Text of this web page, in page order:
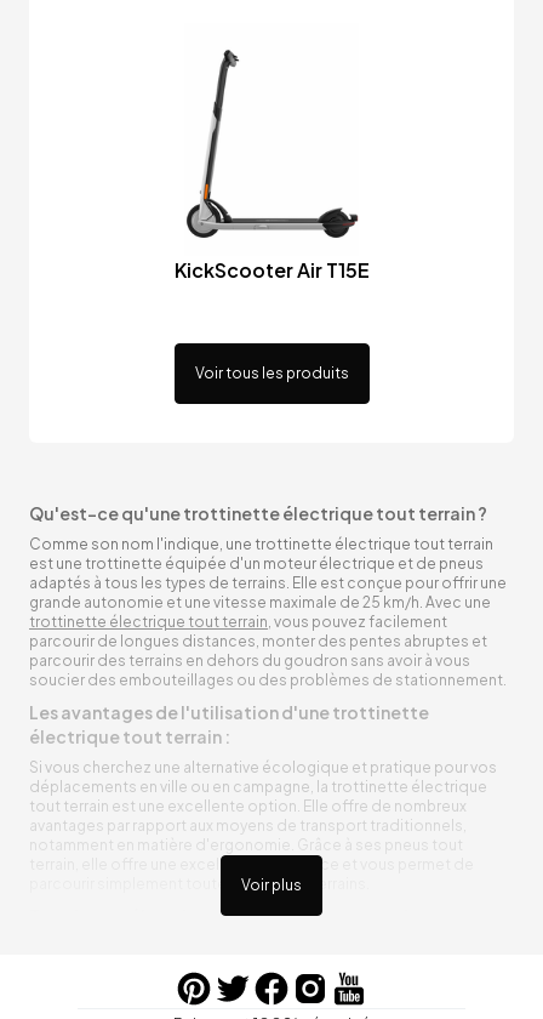
KickScooter Air T15E
Voir tous les produits
Voir plus
Qu'est-ce qu'une trottinette électrique tout terrain ?
Comme son nom l'indique, une trottinette électrique tout terrain
est une trottinette équipée d'un moteur électrique et de pneus
adaptés à tous les types de terrains. Elle est conçue pour offrir une
grande autonomie et une vitesse maximale de 25 km/h. Avec une
trottinette électrique tout terrain, vous pouvez facilement
parcourir de longues distances, monter des pentes abruptes et
parcourir des terrains en dehors du goudron sans avoir à vous
soucier des embouteillages ou des problèmes de stationnement.
Les avantages de l'utilisation d'une trottinette
électrique tout terrain :
Si vous cherchez une alternative écologique et pratique pour vos
déplacements en ville ou en campagne, la trottinette électrique
tout terrain est une excellente option. Elle offre de nombreux
avantages par rapport aux moyens de transport traditionnels,
notamment en matière d'ergonomie. Grâce à ses pneus tout
terrain, elle offre une excellente adhérence et vous permet de
parcourir simplement toutes sortes de terrains.
Trottinette électrique tout terrain ergonomique
entre vos trajets, vous n’aurez pas à vous soucier de l’état de sa
batterie. De plus, elle est équipée de pneus résistants qui peuvent